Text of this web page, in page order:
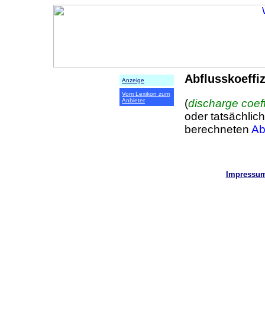
Anzeige
Vom Lexikon zum
Anbieter
(discharge
oder
berechneten